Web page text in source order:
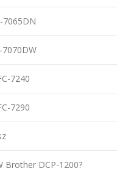
7065DN
7240
7290
Brother DCP-1200?